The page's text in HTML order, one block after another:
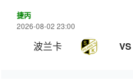
捷丙
2026-08-02 23:00
波兰卡 VS